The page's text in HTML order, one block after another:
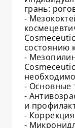
грань:
⁃
состоянию
⁃
⁃ Основные
⁃
и
⁃
⁃